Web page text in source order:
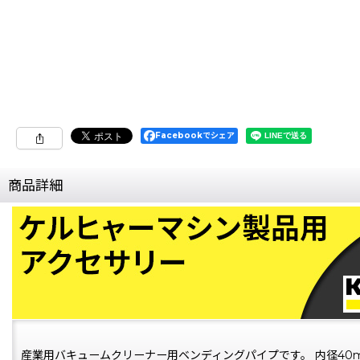
Facebookでシェア
商品詳細
産業用バキュームクリーナー用ベンディングパイプです。 内径